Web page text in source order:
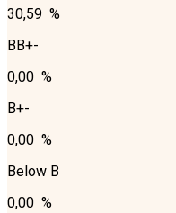
30,59 %
BB+-
0,00 %
B+-
0,00 %
Below B
0,00 %